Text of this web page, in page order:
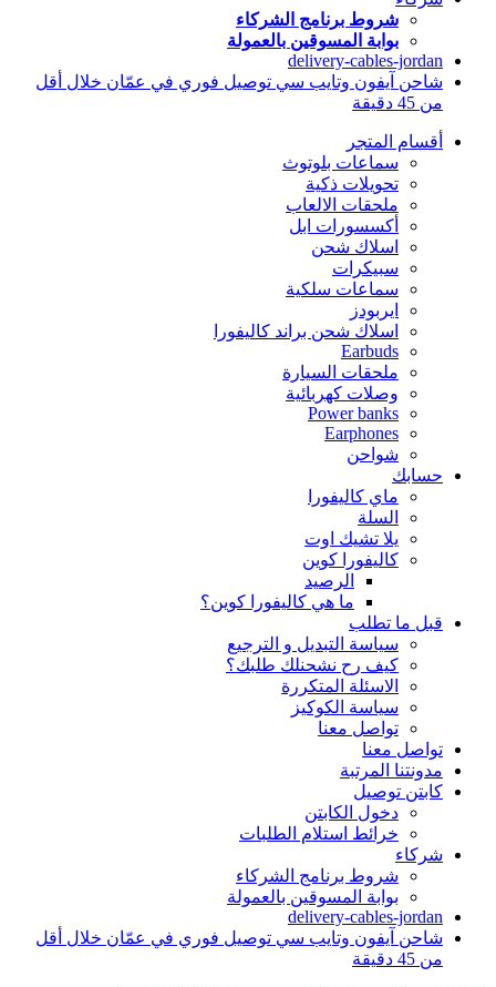
شروط برنامج الشركاء
بوابة المسوقين بالعمولة
delivery-cables-jordan
شاحن آيفون وتايب سي توصيل فوري في عمّان خلال أقل
من 45 دقيقة
أقسام المتجر
سماعات بلوتوث
تحويلات ذكية
ملحقات الالعاب
أكسسورات ابل
اسلاك شحن
سبيكرات
سماعات سلكية
ايربودز
اسلاك شحن براند كاليفورا
Earbuds
ملحقات السيارة
وصلات كهربائية
Power banks
Earphones
شواحن
حسابك
ماي كاليفورا
السلة
يلا تشيك اوت
كاليفورا كوين
الرصيد
ما هي كاليفورا كوين؟
قبل ما تطلب
سياسة التبديل و الترجيع
كيف رح نشحنلك طلبك؟
الاسئلة المتكررة
سياسة الكوكيز
تواصل معنا
تواصل معنا
مدونتنا المرتبة
كابتن توصيل
دخول الكابتن
خرائط استلام الطلبات
شركاء
شروط برنامج الشركاء
بوابة المسوقين بالعمولة
delivery-cables-jordan
شاحن آيفون وتايب سي توصيل فوري في عمّان خلال أقل
من 45 دقيقة